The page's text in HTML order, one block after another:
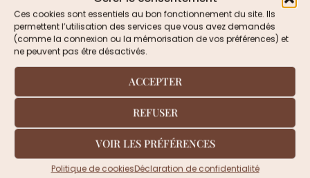
Ces cookies sont essentiels au bon fonctionnement du site. Ils
permettent l’utilisation des services que vous avez demandés
(comme la connexion ou la mémorisation de vos préférences) et
ne peuvent pas être désactivés.
ACCEPTER
REFUSER
VOIR LES PRÉFÉRENCES
Politique de cookiesDéclaration de confidentialité
Grâce à son design raffiné et à la qualité de ses
finitions, ce bracelet en acier inoxydable constitue une
excellente idée cadeau pour femme
fête, Noël ou toute occasion spéciale.
Les points forts du bracelet jonc femme
Pourquoi choisir ce bracelet ?
Bracelet jonc femme en acier inoxydable doré
Émail bordeaux brillant, finition soignée